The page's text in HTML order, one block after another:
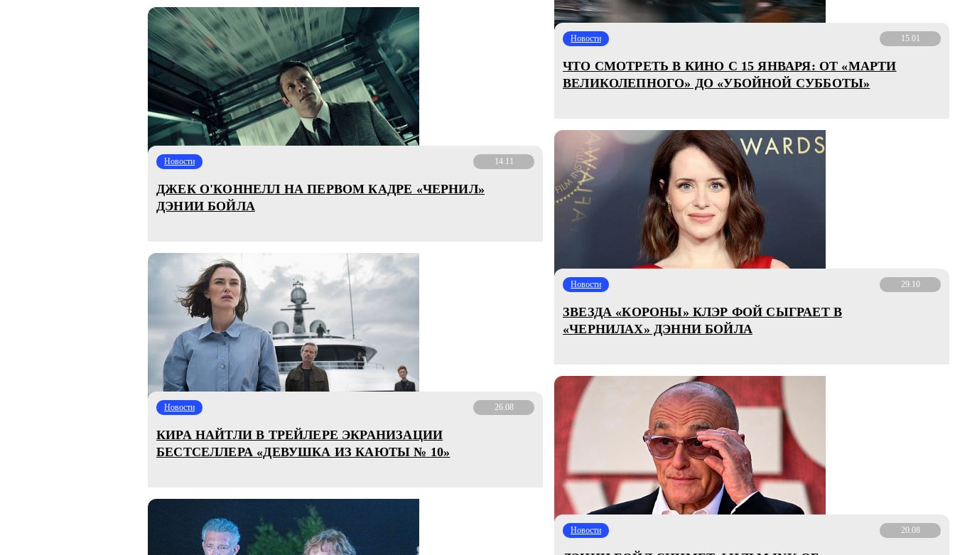
Новости 15.01
ЧТО СМОТРЕТЬ В КИНО С 15 ЯНВАРЯ: ОТ «МАРТИ
ВЕЛИКОЛЕПНОГО» ДО «УБОЙНОЙ СУББОТЫ»
Новости 14.11
ДЖЕК О'КОННЕЛЛ НА ПЕРВОМ КАДРЕ «ЧЕРНИЛ»
ДЭНИИ БОЙЛА
Новости 29.10
ЗВЕЗДА «КОРОНЫ» КЛЭР ФОЙ СЫГРАЕТ В
«ЧЕРНИЛАХ» ДЭННИ БОЙЛА
Новости 26.08
КИРА НАЙТЛИ В ТРЕЙЛЕРЕ ЭКРАНИЗАЦИИ
БЕСТСЕЛЛЕРА «ДЕВУШКА ИЗ КАЮТЫ № 10»
Новости 20.08